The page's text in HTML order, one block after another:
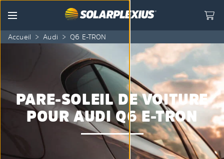
Skip to content
Menu
Accueil > Audi > Q6 E-TRON
PARE-SOLEIL DE VOITURE
POUR AUDI Q6 E-TRON